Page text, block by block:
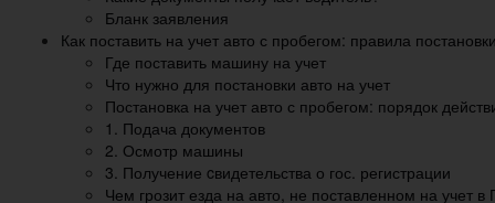
Бланк заявления
Как поставить на учет авто с пробегом: правила
Где поставить машину на учет
Что нужно для постановки авто на учет
Постановка на учет авто с пробегом: порядок
1. Подача документов
2. Осмотр машины
3. Получение cвидетельства о гос. регистрации
Чем грозит езда на авто, не поставленном на учет